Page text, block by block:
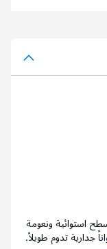
استوائية ونعومة
جدارية تدوم طويلاً.